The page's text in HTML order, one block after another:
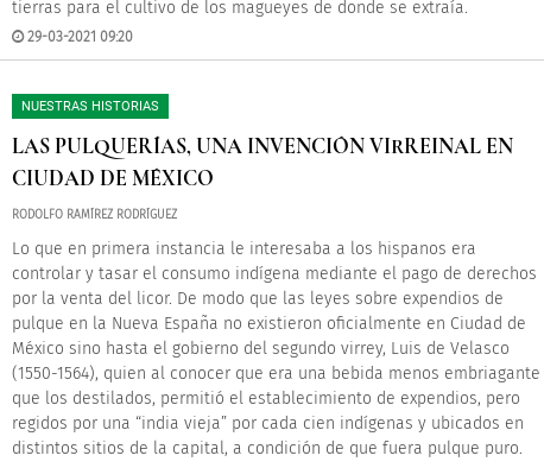
tierras para el cultivo de los magueyes de donde se extraía.
29-03-2021 09:20
NUESTRAS HISTORIAS
LAS PULQUERÍAS, UNA INVENCIÓN VIRREINAL EN
CIUDAD DE MÉXICO
RODOLFO RAMÍREZ RODRÍGUEZ
Lo que en primera instancia le interesaba a los hispanos era
controlar y tasar el consumo indígena mediante el pago de derechos
por la venta del licor. De modo que las leyes sobre expendios de
pulque en la Nueva España no existieron oficialmente en Ciudad de
México sino hasta el gobierno del segundo virrey, Luis de Velasco
(1550-1564), quien al conocer que era una bebida menos embriagante
que los destilados, permitió el establecimiento de expendios, pero
regidos por una “india vieja” por cada cien indígenas y ubicados en
distintos sitios de la capital, a condición de que fuera pulque puro.